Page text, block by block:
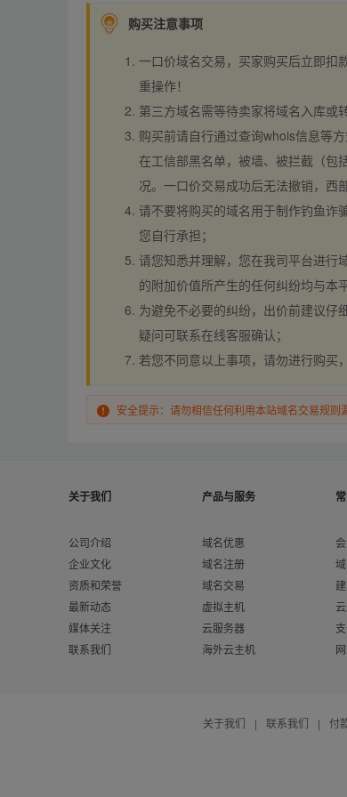
购买注意事项
一口价域名交易，买家购买后立即扣
重操作！
第三方域名需等待卖家将域名入库或
购买前请自行通过查询whois信息等
在工信部黑名单，被墙、被拦截（包
况。一口价交易成功后无法撤销，西
请不要将购买的域名用于制作钓鱼诈
您自行承担；
请您知悉并理解，您在我司平台进行
的附加价值所产生的任何纠纷均与本
为避免不必要的纠纷，出价前建议仔
疑问可联系在线客服确认；
若您不同意以上事项，请勿进行购买
安全提示：请勿相信任何利用本站域名交易规则
关于我们
公司介绍
企业文化
资质和荣誉
最新动态
媒体关注
联系我们
产品与服务
域名优惠
域名注册
域名交易
虚拟主机
云服务器
海外云主机
关于我们 | 联系我们 | 付